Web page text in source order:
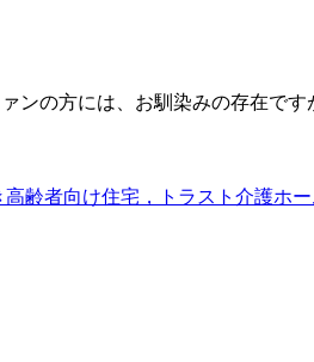
ンの方には、お馴染みの存在で
齢者向け住宅，トラスト介護